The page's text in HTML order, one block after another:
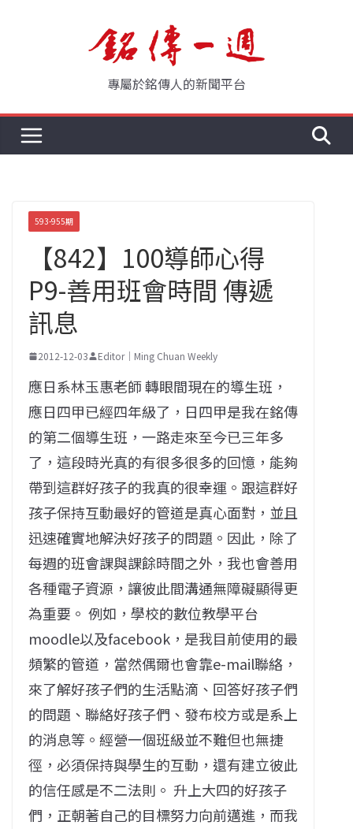
專屬於銘傳人的新聞平台
593-955期
【842】100導師心得
P9-善用班會時間 傳遞
訊息
2012-12-03 Editor｜Ming Chuan Weekly
應日系林玉惠老師 轉眼間現在的導生班，
應日四甲已經四年級了，日四甲是我在銘傳
的第二個導生班，一路走來至今已三年多
了，這段時光真的有很多很多的回憶，能夠
帶到這群好孩子的我真的很幸運。跟這群好
孩子保持互動最好的管道是真心面對，並且
迅速確實地解決好孩子的問題。因此，除了
每週的班會課與課餘時間之外，我也會善用
各種電子資源，讓彼此間溝通無障礙顯得更
為重要。 例如，學校的數位教學平台
moodle以及facebook，是我目前使用的最
頻繁的管道，當然偶爾也會靠e-mail聯絡，
來了解好孩子們的生活點滴、回答好孩子們
的問題、聯絡好孩子們、發布校方或是系上
的消息等。經營一個班級並不難但也無捷
徑，必須保持與學生的互動，還有建立彼此
的信任感是不二法則。 升上大四的好孩子
們，正朝著自己的目標努力向前邁進，而我